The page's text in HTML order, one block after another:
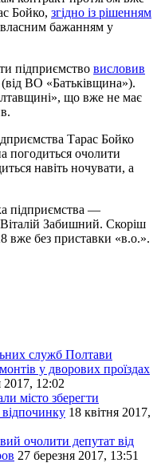
Бойко, згідно із рішенням
власним бажанням у
підприємство висловив
(від ВО «Батьківщина»).
що вже не має
Тарас Бойко
погодиться очолити
навіть ночувати, а
підприємства —
Забишний. Скоріш
вже без приставки «в.о.».
служб Полтави
у дворових проїздах
2017, 12:02
місто зберегти
18 квітня 2017,
очолити депутат від
27 березня 2017, 13:51